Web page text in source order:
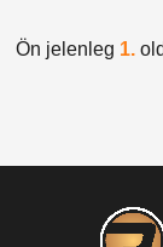
Ön jelenleg 1.